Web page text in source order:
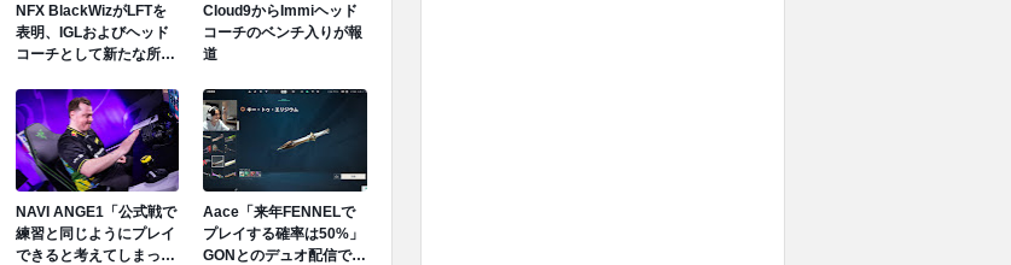
NFX BlackWizがLFTを
表明、IGLおよびヘッド
コーチとして新たな所属
Cloud9からImmiヘッド
コーチのベンチ入りが報
道
NAVI ANGE1「公式戦で
練習と同じようにプレイ
できると考えてしまっ
Aace「来年FENNELで
プレイする確率は50%」
GONとのデュオ配信で言